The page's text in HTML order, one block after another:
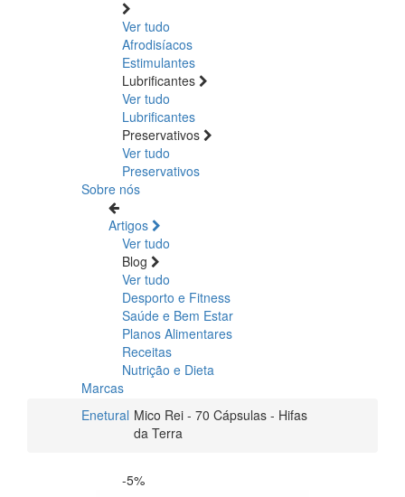
Ver tudo
Afrodisíacos
Estimulantes
Lubrificantes
Ver tudo
Lubrificantes
Preservativos
Ver tudo
Preservativos
Sobre nós
Artigos
Ver tudo
Blog
Ver tudo
Desporto e Fitness
Saúde e Bem Estar
Planos Alimentares
Receitas
Nutrição e Dieta
Marcas
Enetural Mico Rei - 70 Cápsulas - Hifas
da Terra
-5%